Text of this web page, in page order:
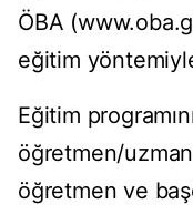
ÖBA
eğitim
Eğitim
öğretmen/
öğretmen ve